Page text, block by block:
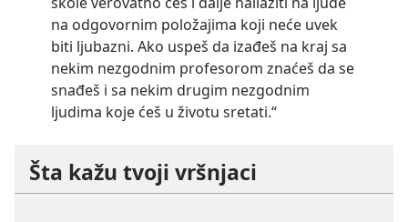
na odgovornim položajima koji neće uvek
biti ljubazni. Ako uspeš da izađeš na kraj sa
nekim nezgodnim profesorom znaćeš da se
snađeš i sa nekim drugim nezgodnim
ljudima koje ćeš u životu sretati.“
Šta kažu tvoji vršnjaci